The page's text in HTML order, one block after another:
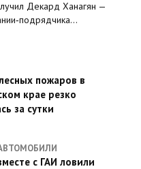
Декард Ханагян —
пожаров в
крае резко
за сутки
с ГАИ ловили